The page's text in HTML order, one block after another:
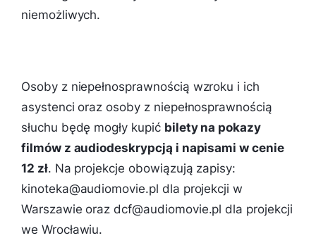
niemożliwych.
Osoby z niepełnosprawnością wzroku i ich
asystenci oraz osoby z niepełnosprawnością
słuchu będę mogły kupić bilety na pokazy
filmów z audiodeskrypcją i napisami w cenie
12 zł. Na projekcje obowiązują zapisy:
kinoteka@audiomovie.pl dla projekcji w
Warszawie oraz dcf@audiomovie.pl dla projekcji
we Wrocławiu.